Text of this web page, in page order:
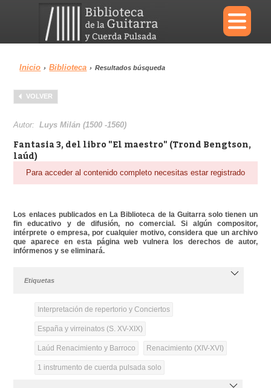
×
Menu
Biblioteca
Área personal Reproductor
Inicio › Biblioteca › Resultados búsqueda
VOLVER
Autor:Luys Milán (1500 -1560)
Fantasia 3, del libro "El maestro" (Trond Bengtson,
laúd)
Para acceder al contenido completo necesitas estar registrado
Los enlaces publicados en La Biblioteca de la Guitarra solo tienen un
fin educativo y de difusión, no comercial. Si algún compositor,
intérprete o empresa, por cualquier motivo, considera que un archivo
que aparece en esta página web vulnera los derechos de autor,
infórmenos y se eliminará.
Etiquetas
Interpretación de repertorio y Conciertos
España y virreinatos (S. XV-XIX)
Laúd Renacimiento y Barroco Renacimiento (XIV-XVI)
1 instrumento de cuerda pulsada solo